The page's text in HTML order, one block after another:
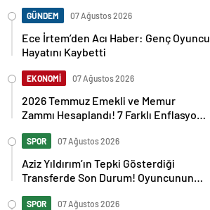
Muhtemel 11’ler…
GÜNDEM 07 Ağustos 2026
Ece İrtem’den Acı Haber: Genç Oyuncu
Hayatını Kaybetti
EKONOMİ 07 Ağustos 2026
2026 Temmuz Emekli ve Memur
Zammı Hesaplandı! 7 Farklı Enflasyon
SPOR 07 Ağustos 2026
Aziz Yıldırım’ın Tepki Gösterdiği
Transferde Son Durum! Oyuncunun
SPOR 07 Ağustos 2026